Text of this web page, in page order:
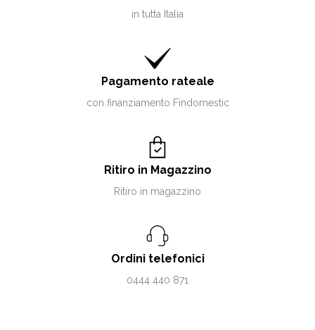
in tutta Italia
Pagamento rateale
con finanziamento Findomestic
Ritiro in Magazzino
Ritiro in magazzino
Ordini telefonici
0444 440 871